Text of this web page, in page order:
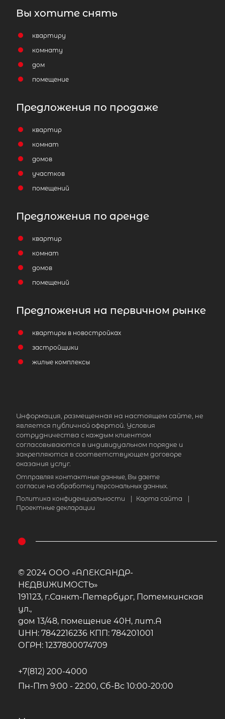
Вы хотите снять
квартиру
комнату
дом
помещение
Предложения по продаже
квартир
комнат
домов
участков
помещений
Предложения по аренде
квартир
комнат
домов
помещений
Предложения на первичном рынке
квартиры в новостройках
застройщики
жилые комплексы
Информация, размещенная на настоящем сайте, не
является публичной офертой. Условия
сотрудничества с каждым клиентом
согласовываются в индивидуальном порядке и
закрепляются в соответствующем договоре
оказания услуг.
Отправляя контактные данные, Вы даете
согласие на обработку персональных данных.
Политика конфиденциальности
Карта сайта
Проектные декларации
© 2024 ООО «АЛЕКСАНДР-
НЕДВИЖИМОСТЬ»
191123, г.Санкт-Петербург, Потемкинская
ул.,
дом 13/48, помещение 40Н, лит.А
ИНН: 7842216236 КПП: 784201001
ОГРН: 1237800074709
+7(812) 200-4000
Пн-Пт 9:00 - 22:00, Сб-Вс 10:00-20:00